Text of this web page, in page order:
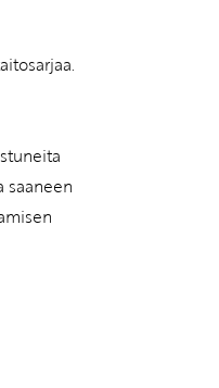
saaneen